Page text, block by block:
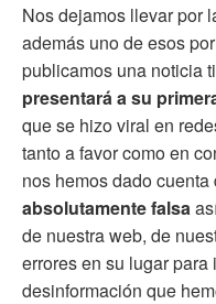
Nos dejamos llevar por
además uno de esos
publicamos una noticia
presentará a su
que se hizo viral en
tanto a favor como en
nos hemos dado cuenta
absolutamente falsa
de nuestra web, de
errores en su lugar para
desinformación que